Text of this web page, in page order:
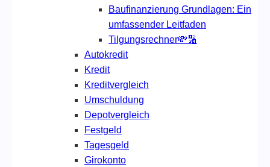
Baufinanzierung Grundlagen: Ein
umfassender Leitfaden
Tilgungsrechner💸🔢
Autokredit
Kredit
Kreditvergleich
Umschuldung
Depotvergleich
Festgeld
Tagesgeld
Girokonto